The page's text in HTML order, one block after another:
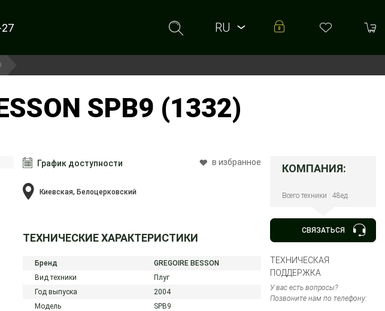
RU
SPB9 (1332)
График доступности в избранное
Киевская, Белоцерковский
ТЕХНИЧЕСКИЕ ХАРАКТЕРИСТИКИ
Бренд
GREGOIRE BESSON
Вид техники
Плуг
Год выпуска
2004
Модель
SPB9
КОМПАНИЯ:
Всего техники : 48ед.
СВЯЗАТЬСЯ
ТЕХНИЧЕСКАЯ
ПОДДЕРЖКА
У вас есть вопросы?
Позвоните нам по телефону: